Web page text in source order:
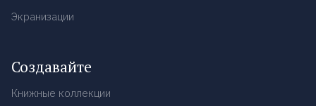
Экранизации
Создавайте
Книжные коллекции